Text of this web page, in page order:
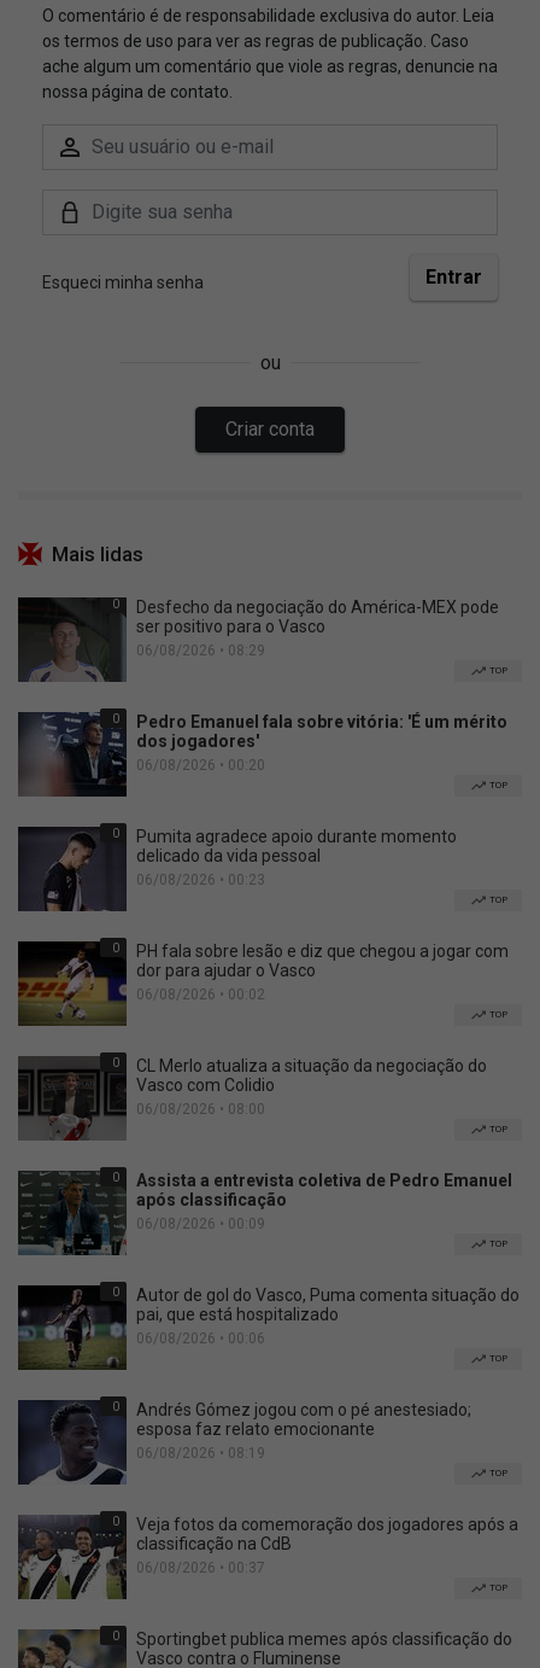
Mais lidas
0
Desfecho da negociação do América-MEX pode
ser positivo para o Vasco
06/08/2026 • 08:29
TOP
0
Pedro Emanuel fala sobre vitória: 'É um mérito
dos jogadores'
06/08/2026 • 00:20
TOP
0
Pumita agradece apoio durante momento
delicado da vida pessoal
06/08/2026 • 00:23
TOP
0
PH fala sobre lesão e diz que chegou a jogar com
dor para ajudar o Vasco
06/08/2026 • 00:02
TOP
0
CL Merlo atualiza a situação da negociação do
Vasco com Colidio
06/08/2026 • 08:00
TOP
0
Assista a entrevista coletiva de Pedro Emanuel
após classificação
06/08/2026 • 00:09
TOP
0
Autor de gol do Vasco, Puma comenta situação do
pai, que está hospitalizado
06/08/2026 • 00:06
TOP
0
Andrés Gómez jogou com o pé anestesiado;
esposa faz relato emocionante
06/08/2026 • 08:19
TOP
0
Veja fotos da comemoração dos jogadores após a
classificação na CdB
06/08/2026 • 00:37
TOP
0
Sportingbet publica memes após classificação do
Vasco contra o Fluminense